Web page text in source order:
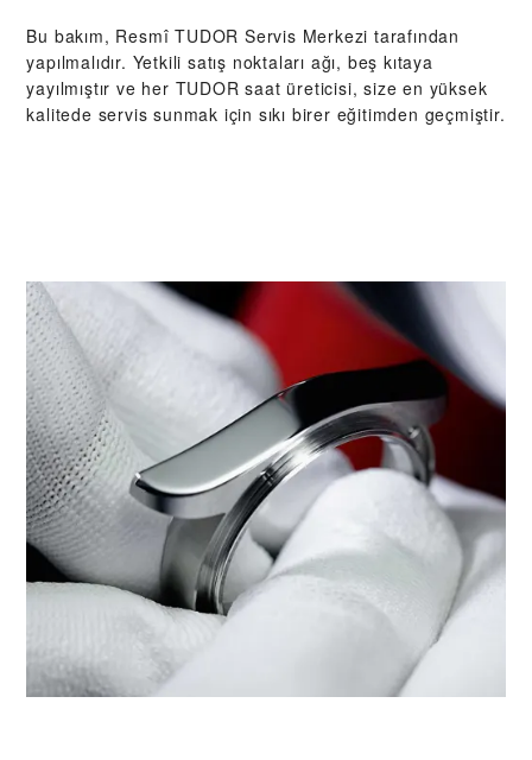
Bu bakım, Resmî TUDOR Servis Merkezi tarafından
yapılmalıdır. Yetkili satış noktaları ağı, beş kıtaya
yayılmıştır ve her TUDOR saat üreticisi, size en yüksek
kalitede servis sunmak için sıkı birer eğitimden geçmiştir.